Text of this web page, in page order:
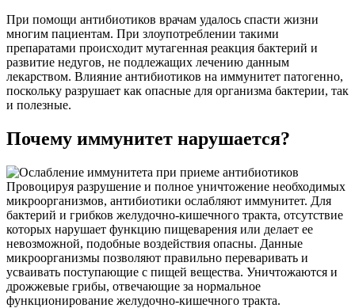
При помощи антибиотиков врачам удалось спасти жизни
многим пациентам. При злоупотреблении такими
препаратами происходит мутагенная реакция бактерий и
развитие недугов, не подлежащих лечению данным
лекарством. Влияние антибиотиков на иммунитет патогенно,
поскольку разрушает как опасные для организма бактерии, так
и полезные.
Почему иммунитет нарушается?
Провоцируя разрушение и полное уничтожение необходимых
микроорганизмов, антибиотики ослабляют иммунитет. Для
бактерий и грибков желудочно-кишечного тракта, отсутствие
которых нарушает функцию пищеварения или делает ее
невозможной, подобные воздействия опасны. Данные
микроорганизмы позволяют правильно переваривать и
усваивать поступающие с пищей вещества. Уничтожаются и
дрожжевые грибы, отвечающие за нормальное
функционирование желудочно-кишечного тракта.